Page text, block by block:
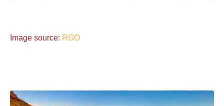
Image source: RGO